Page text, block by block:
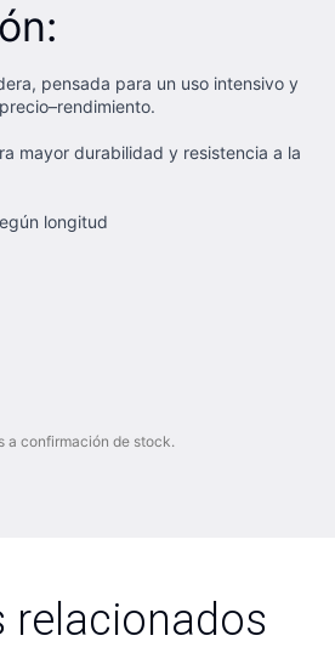
pensada para un uso intensivo y
mayor durabilidad y resistencia a la
longitud
a confirmación de stock.
relacionados